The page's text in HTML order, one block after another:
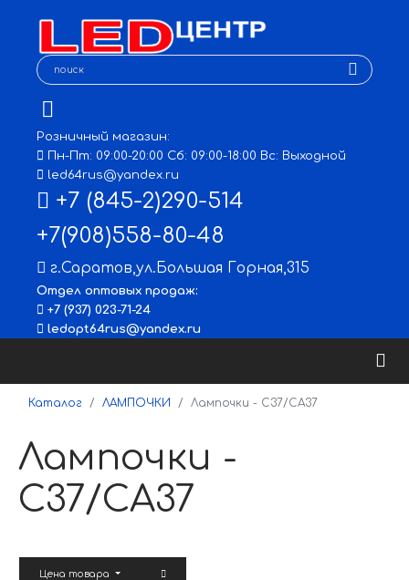
Розничный магазин:
Пн-Пт: 09:00-20:00 Сб: 09:00-18:00 Вс: Выходной
led64rus@yandex.ru
+7 (845-2)290-514
+7(908)558-80-48
г.Саратов,ул.Большая Горная,315
Отдел оптовых продаж:
+7 (937) 023-71-24
ledopt64rus@yandex.ru
Каталог ЛАМПОЧКИ Лампочки - C37/CA37
Лампочки -
C37/CA37
Цена товара